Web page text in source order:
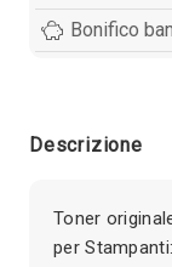
Bonifico
Descrizione
Toner
per